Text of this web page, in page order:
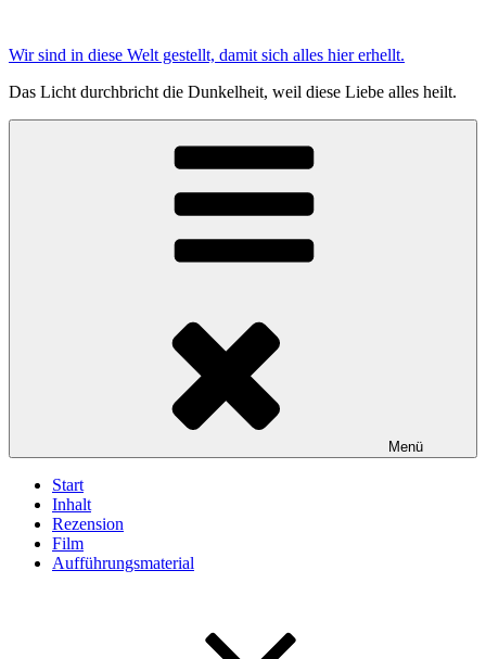
springen
Wir sind in diese Welt gestellt, damit sich alles hier erhellt.
Das Licht durchbricht die Dunkelheit, weil diese Liebe alles heilt.
Menü
Start
Inhalt
Rezension
Film
Aufführungsmaterial